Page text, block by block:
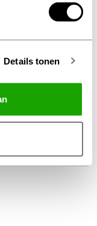
Details tonen
B.V.